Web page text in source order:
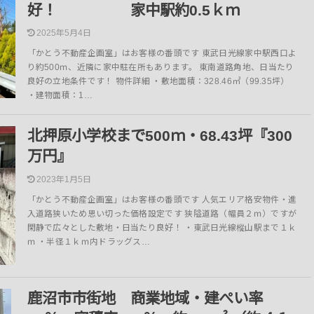
好！ 家中駅約0.5ｋｍ
2025年5月4日
「かとう不動産企画室」はお客様の番頭です 東武日光線家中駅西口よ
り約500ｍ、近隣に家中駐在所もあります。 東南道路角地、日当たり
良好の立地条件です！ 物件詳細 ・敷地面積：328.46㎡（99.35坪）
・建物面積：1…
北押原小学校まで500ｍ・68.43坪『300
万円』
2023年1月5日
「かとう不動産企画室」はお客様の番頭です 人気エリア格安物件・進
入道路狭いため思い切った価格設定です 狭隘道路（幅員２ｍ）ですが
閑静で広々とした敷地・日当たり良好！ ・東武日光線樅山駅まで１ｋ
ｍ ・半径１ｋｍ内ドラッグス…
鹿沼市市街地 商業地域・建ぺい率